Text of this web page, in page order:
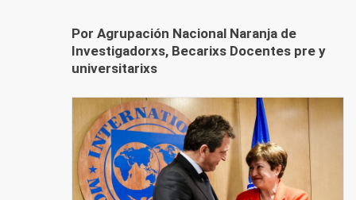
Por Agrupación Nacional Naranja de
Investigadorxs, Becarixs Docentes pre y
universitarixs